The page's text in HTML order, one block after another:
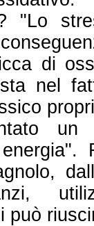
"Lo
di
nel
un
può